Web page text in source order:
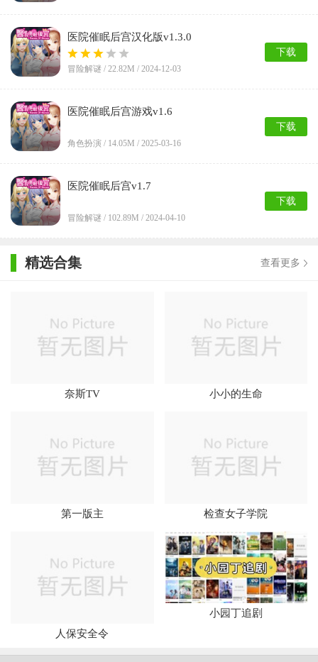
医院催眠后宫汉化版v1.3.0
冒险解谜 / 22.82M / 2024-12-03
下载
医院催眠后宫游戏v1.6
角色扮演 / 14.05M / 2025-03-16
下载
医院催眠后宫v1.7
冒险解谜 / 102.89M / 2024-04-10
下载
精选合集 查看更多
奈斯TV 小小的生命
第一版主 检查女子学院
人保安全令
小园丁追剧